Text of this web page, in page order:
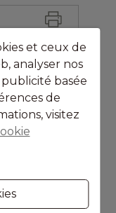
et ceux de
analyser nos
basée
de
visitez